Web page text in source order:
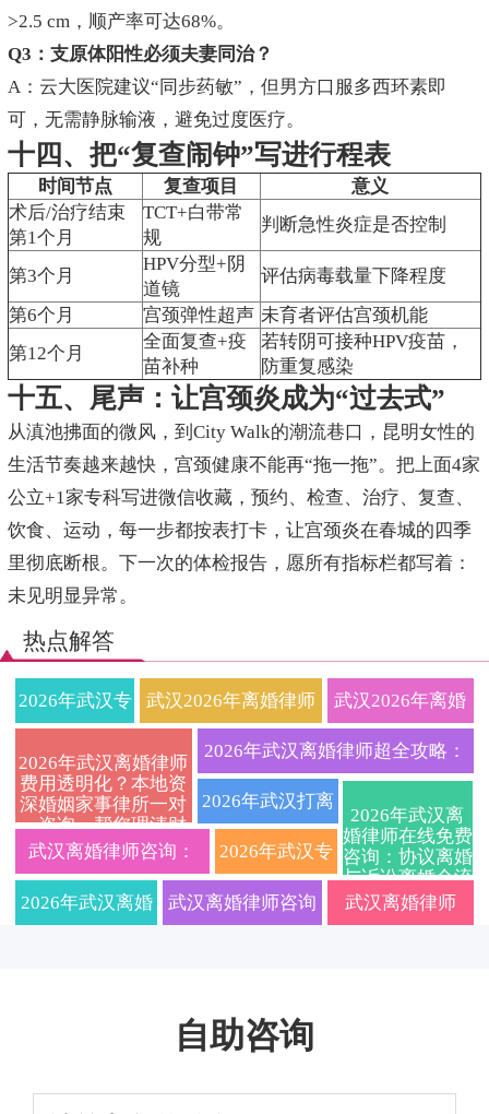
>2.5 cm，顺产率可达68%。
Q3：支原体阳性必须夫妻同治？
A：云大医院建议“同步药敏”，但男方口服多西环素即
可，无需静脉输液，避免过度医疗。
十四、把“复查闹钟”写进行程表
时间节点 复查项目
意义
术后/治疗结束
第1个月
TCT+白带常
规
判断急性炎症是否控制
第3个月
HPV分型+阴
道镜
评估病毒载量下降程度
第6个月
宫颈弹性超声 未育者评估宫颈机能
第12个月
全面复查+疫
苗补种
若转阴可接种HPV疫苗，
防重复感染
十五、尾声：让宫颈炎成为“过去式”
从滇池拂面的微风，到City Walk的潮流巷口，昆明女性的
生活节奏越来越快，宫颈健康不能再“拖一拖”。把上面4家
公立+1家专科写进微信收藏，预约、检查、治疗、复查、
饮食、运动，每一步都按表打卡，让宫颈炎在春城的四季
里彻底断根。下一次的体检报告，愿所有指标栏都写着：
未见明显异常。
热点解答
2026年武汉专
费标准一览：
协议离婚、诉
讼离婚、财产
分割、子女抚
武汉2026年离婚律师
收费标准与流程全解
析：本地专业婚姻家
事律所教你如何争取
抚养权财产
武汉2026年离婚
律师深度解析协
婚全流程避坑指
南附最新抚养权
财产分割硬核实
2026年武汉离婚律师
费用透明化？本地资
深婚姻家事律所一对
一咨询，帮您理清财
产分割与抚养权问
题，安心办理离婚手
2026年武汉离婚律师超全攻略：
协议与诉讼离婚程序、财产债务
分割、抚养权争夺关键要点一文
讲透
2026年武汉打离
婚官司厉害的律
师免费咨询：快
专业指导
武汉离婚律师咨询：
2026年协议离婚与诉讼
2026年武汉专
业离婚律师事
讼离婚全流程
2026年武汉离
婚律师在线免费
咨询：协议离婚
与诉讼离婚全流
程、子女抚养权
2026年武汉离婚 武汉离婚律师咨询
子抚养权归属及律
武汉离婚律师
自助咨询